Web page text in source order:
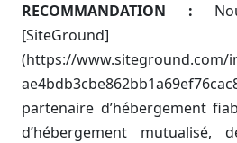
RECOMMANDATION :
[SiteGround]
(https://www.siteground.com/
partenaire d’hébergement
d’hébergement mutualisé,